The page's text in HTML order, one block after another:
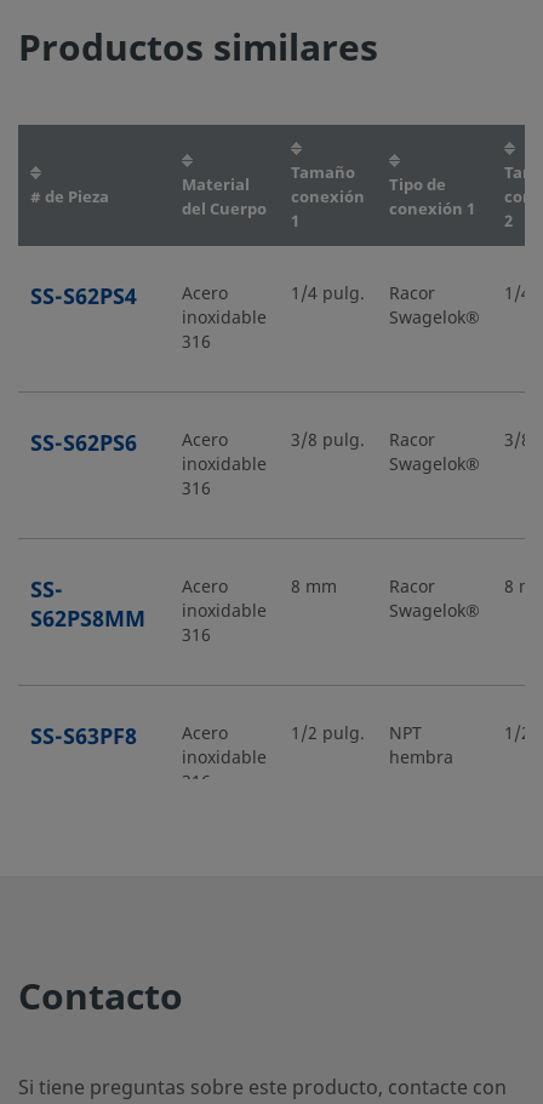
Productos similares
# de Pieza
Material
del Cuerpo
Tamaño
conexión
1
Tipo de
conexión 1
2
SS-S62PS4
Acero
inoxidable
316
1/4 pulg.
Racor
Swagelok®
1/4
SS-S62PS6
Acero
inoxidable
316
3/8 pulg.
Racor
Swagelok®
3/8
SS-
S62PS8MM
Acero
inoxidable
316
8 mm
Racor
Swagelok®
8
SS-S63PF8
Acero
inoxidable
316
1/2 pulg.
NPT
hembra
1/2
Contacto
Si tiene preguntas sobre este producto, contacte con